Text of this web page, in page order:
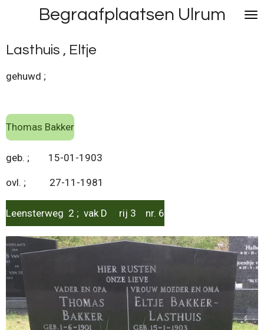
naar
de
hoofdinhoud
Begraafplaatsen Ulrum
Lasthuis , Eltje
gehuwd ;
Thomas Bakker
geb. ; 15-01-1903
ovl. ; 27-11-1981
Leensterweg 2 ; vak D rij 3 nr. 6